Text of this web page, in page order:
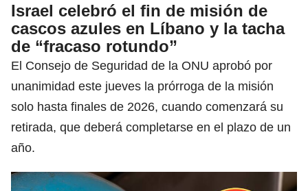
Israel celebró el fin de misión de
cascos azules en Líbano y la tacha
de “fracaso rotundo”
El Consejo de Seguridad de la ONU aprobó por
unanimidad este jueves la prórroga de la misión
solo hasta finales de 2026, cuando comenzará su
retirada, que deberá completarse en el plazo de un
año.